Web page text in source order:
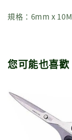
規格：6mm x 10M
您可能也喜歡